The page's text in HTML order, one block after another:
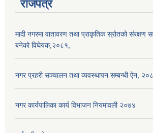
राजपत्र
मादी नगरमा वातावरण तथा प्राकृतिक स्रोतको संरक्षण
बनेको विघेयक,२०८१,
नगर प्रहरी सञ्चालन तथा व्यवस्थापन सम्बन्धी ऐन,
नगर कार्यपालिका कार्य विभाजन नियमावली २०७४